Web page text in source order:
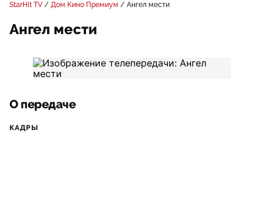
StarHit TV Дом Кино Премиум Ангел мести
Ангел мести
О передаче
КАДРЫ